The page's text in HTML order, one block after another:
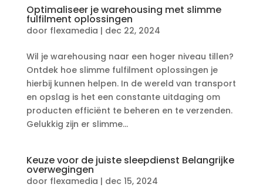
Optimaliseer je warehousing met slimme
fulfilment oplossingen
door flexamedia | dec 22, 2024
Wil je warehousing naar een hoger niveau tillen?
Ontdek hoe slimme fulfilment oplossingen je
hierbij kunnen helpen.​ In de wereld van transport
en opslag is het een constante uitdaging om
producten efficiënt te beheren en te verzenden.​
Gelukkig zijn er slimme...
Keuze voor de juiste sleepdienst Belangrijke
overwegingen
door flexamedia | dec 15, 2024